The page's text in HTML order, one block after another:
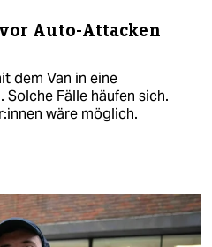
Auto-Attacken
dem Van in eine
Solche Fälle häufen sich.
wäre möglich.